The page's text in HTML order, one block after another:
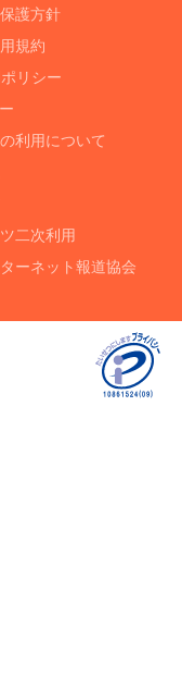
護方針
規約
リシー
利用について
二次利用
ーネット報道協会